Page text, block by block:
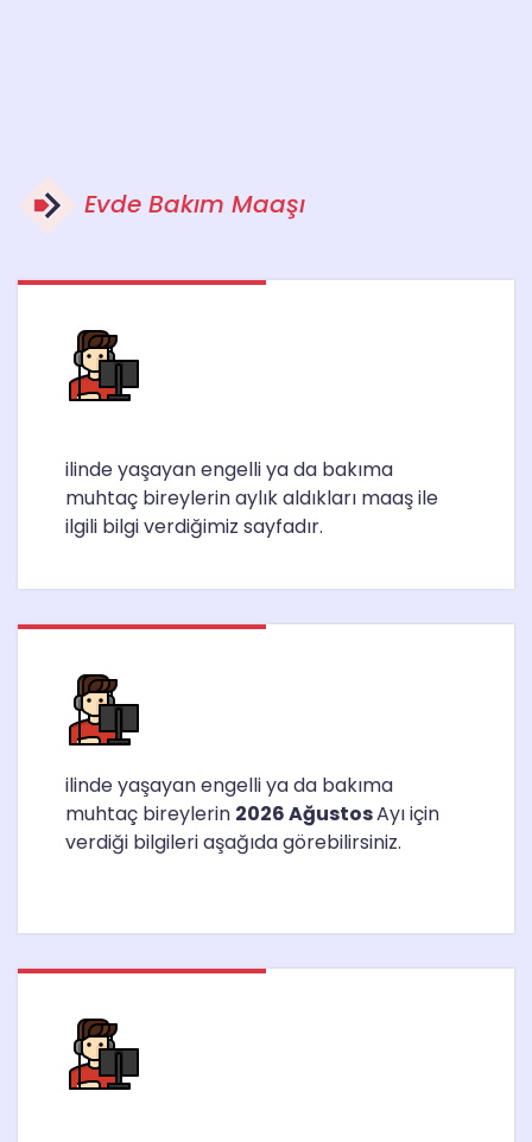
Evde Bakım Maaşı
ilinde yaşayan engelli ya da bakıma
muhtaç bireylerin aylık aldıkları maaş ile
ilgili bilgi verdiğimiz sayfadır.
ilinde yaşayan engelli ya da bakıma
muhtaç bireylerin 2026 AğustosAyı için
verdiği bilgileri aşağıda görebilirsiniz.